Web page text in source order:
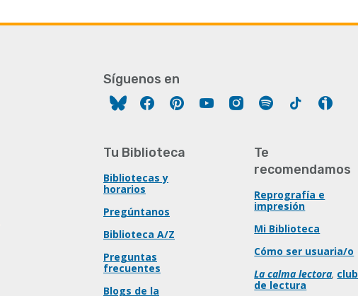
Síguenos en
FacebookPinterestYouTubeInstagram
Spotify Tiktok
Tu Biblioteca
Bibliotecas y
horarios
Pregúntanos
Biblioteca A/Z
Preguntas
frecuentes
Blogs de la
Te
recomendamos
Reprografía e
impresión
Mi Biblioteca
Cómo ser usuaria/o
La calma lectora, club
de lectura